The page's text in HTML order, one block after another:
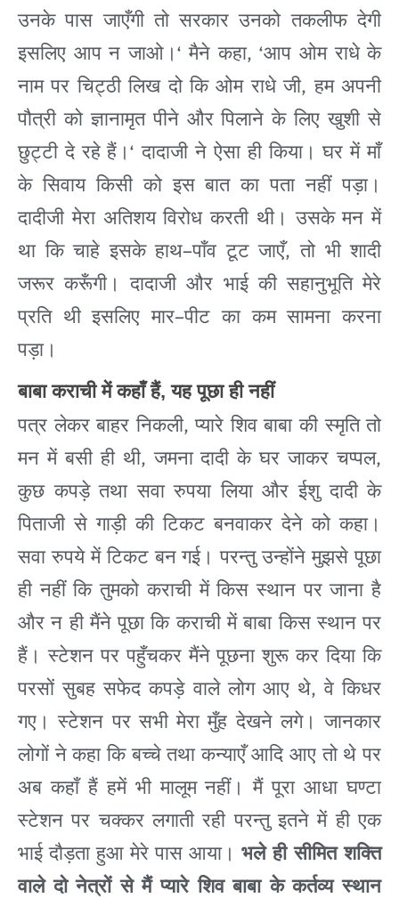
उनके पास जाएँगी तो सरकार उनको तकलीफ देगी
इसलिए आप न जाओ। ‘मैने कहा, ‘आप ओम राधे के
नाम पर चिट्ठी लिख दो कि ओम राधे जी,हम अपनी
पौत्री को ज्ञानामृत पीने और पिलाने के लिए खुशी से
छुट्टी दे रहे हैं।‘दादाजी ने ऐसा ही किया। घर में माँ
के सिवाय किसी को इस बात का पता नहीं पड़ा।
दादीजी मेरा अतिशय विरोध करती थी। उसके मन में
था कि चाहे इसके हाथ–पाँव टूट जाएँ,तो भी शादी
जरूर करूँगी। दादाजी और भाई की सहानुभूति मेरे
प्रति थी इसलिए मार–पीट का कम सामना करना
पड़ा।
बाबा कराची में कहाँ हैं,यह पूछा ही नहीं
पत्र लेकर बाहर निकली,प्यारे शिव बाबा की स्मृति तो
मन में बसी ही थी,जमना दादी के घर जाकर चप्पल,
कुछ कपड़े तथा सवा रुपया लिया और ईशु दादी के
पिताजी से गाड़ी की टिकट बनवाकर देने को कहा।
सवा रुपये में टिकट बन गई। परन्तु उन्होंने मुझसे पूछा
ही नहीं कि तुमको कराची में किस स्थान पर जाना है
और न ही मैंने पूछा कि कराची में बाबा किस स्थान पर
हैं। स्टेशन पर पहुँचकर मैंने पूछना शुरू कर दिया कि
परसों सुबह सफेद कपड़े वाले लोग आए थे,वे किधर
गए। स्टेशन पर सभी मेरा मुँह देखने लगे। जानकार
लोगों ने कहा कि बच्चे तथा कन्याएँ आदि आए तो थे पर
अब कहाँ हैं हमें भी मालूम नहीं। मैं पूरा आधा घण्टा
स्टेशन पर चक्कर लगाती रही परन्तु इतने में ही एक
भाई दौड़ता हुआ मेरे पास आया। भले ही सीमित शक्ति
वाले दो नेत्रों से मैं प्यारे शिव बाबा के कर्तव्य स्थान